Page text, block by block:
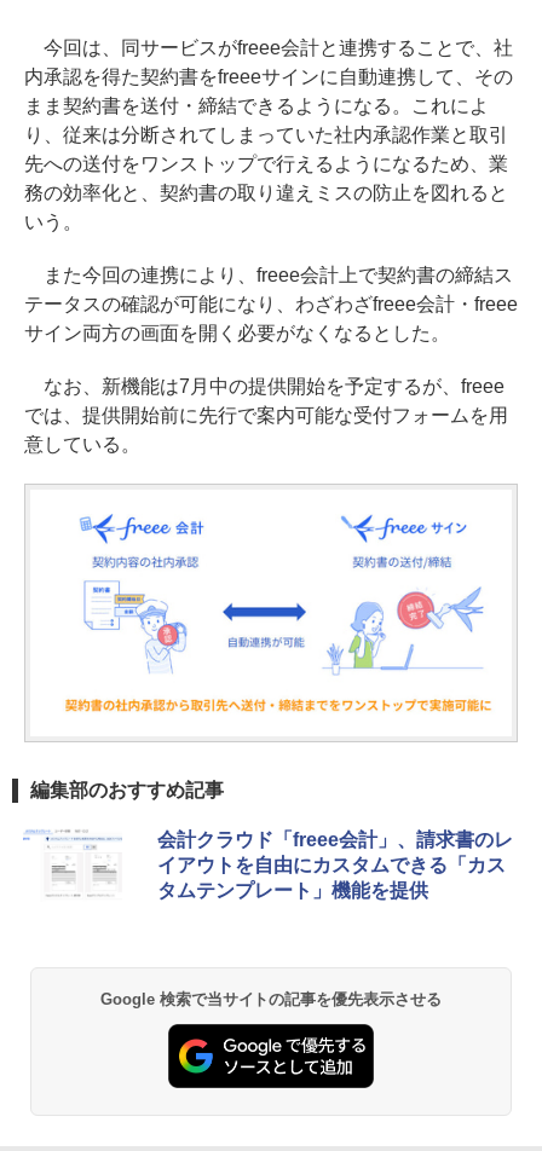
今回は、同サービスがfreee会計と連携することで、社
内承認を得た契約書をfreeeサインに自動連携して、その
まま契約書を送付・締結できるようになる。これによ
り、従来は分断されてしまっていた社内承認作業と取引
先への送付をワンストップで行えるようになるため、業
務の効率化と、契約書の取り違えミスの防止を図れると
いう。
また今回の連携により、freee会計上で契約書の締結ス
テータスの確認が可能になり、わざわざfreee会計・freee
サイン両方の画面を開く必要がなくなるとした。
なお、新機能は7月中の提供開始を予定するが、freee
では、提供開始前に先行で案内可能な受付フォームを用
意している。
編集部のおすすめ記事
会計クラウド「freee会計」、請求書のレ
イアウトを自由にカスタムできる「カス
タムテンプレート」機能を提供
Google 検索で当サイトの記事を優先表示させる